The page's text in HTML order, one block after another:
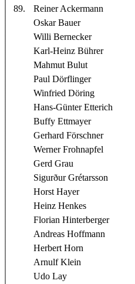
89.
Reiner Ackermann
Oskar Bauer
Willi Bernecker
Karl-Heinz Bührer
Mahmut Bulut
Paul Dörflinger
Winfried Döring
Hans-Günter Etterich
Buffy Ettmayer
Gerhard Förschner
Werner Frohnapfel
Gerd Grau
Sigurður Grétarsson
Horst Hayer
Heinz Henkes
Florian Hinterberger
Andreas Hoffmann
Herbert Horn
Arnulf Klein
Udo Lay